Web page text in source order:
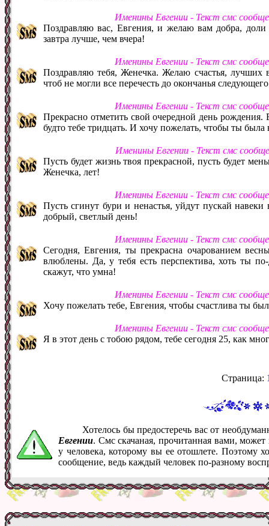
Именины Евгении - Текст смс
Поздравляю вас, Евгения, и желаю вам добра,
завтра лучше, чем вчера!
Именины Евгении - Текст смс
Поздравляю тебя, Женечка. Желаю счастья, лучших
чтоб не могли все перечесть до окончанья
Именины Евгении - Текст смс
Прекрасно отметить свой очередной день
будто тебе тридцать. И хочу пожелать, чтобы ты
Именины Евгении - Текст смс
Пусть будет жизнь твоя прекрасной, пусть будет
Женечка, лет!
Именины Евгении - Текст смс
Пусть сгинут бури и ненастья, уйдут пускай
добрый, светлый день!
Именины Евгении - Текст смс
Сегодня, Евгения, ты прекрасна очарованием
влюблены. Да, у тебя есть перспектива, хоть ты
скажут, что умна!
Именины Евгении - Текст смс
Хочу пожелать тебе, Евгения, чтобы счастлива ты
Именины Евгении - Текст смс
Я в этот день с тобою рядом, тебе сегодня 25, как
Страница:
Хотелось бы предостеречь вас от
Евгении. Смс скачаная, прочитанная вами,
у человека, которому вы ее отошлете. Поэтому
сообщение, ведь каждый человек по-разному